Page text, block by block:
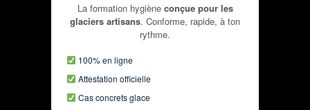
La formation hygiène conçue pour les
glaciers artisans. Conforme, rapide, à ton
rythme.
100% en ligne
Attestation officielle
Cas concrets glace